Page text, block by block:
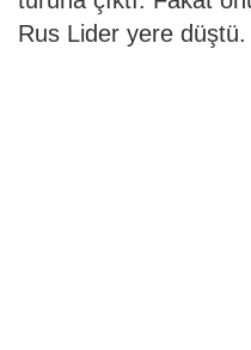
Rus Lider yere düştü.